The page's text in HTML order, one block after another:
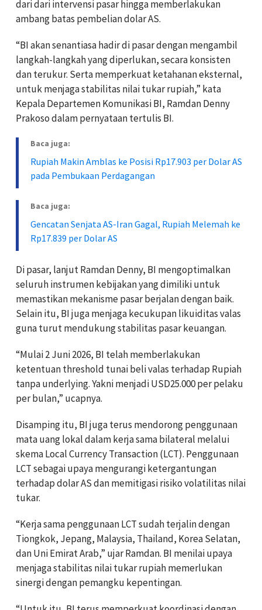
dari dari intervensi pasar hingga memberlakukan
ambang batas pembelian dolar AS.
“BI akan senantiasa hadir di pasar dengan mengambil
langkah-langkah yang diperlukan, secara konsisten
dan terukur. Serta memperkuat ketahanan eksternal,
untuk menjaga stabilitas nilai tukar rupiah,” kata
Kepala Departemen Komunikasi BI, Ramdan Denny
Prakoso dalam pernyataan tertulis BI.
Baca juga:
Rupiah Makin Amblas ke Posisi Rp17.903 per Dolar AS
pada Pembukaan Perdagangan
Baca juga:
Gencatan Senjata AS-Iran Gagal, Rupiah Melemah ke
Rp17.839 per Dolar AS
Di pasar, lanjut Ramdan Denny, BI mengoptimalkan
seluruh instrumen kebijakan yang dimiliki untuk
memastikan mekanisme pasar berjalan dengan baik.
Selain itu, BI juga menjaga kecukupan likuiditas valas
guna turut mendukung stabilitas pasar keuangan.
“Mulai 2 Juni 2026, BI telah memberlakukan
ketentuan threshold tunai beli valas terhadap Rupiah
tanpa underlying. Yakni menjadi USD25.000 per pelaku
per bulan,” ucapnya.
Disamping itu, BI juga terus mendorong penggunaan
mata uang lokal dalam kerja sama bilateral melalui
skema Local Currency Transaction (LCT). Penggunaan
LCT sebagai upaya mengurangi ketergantungan
terhadap dolar AS dan memitigasi risiko volatilitas nilai
tukar.
“Kerja sama penggunaan LCT sudah terjalin dengan
Tiongkok, Jepang, Malaysia, Thailand, Korea Selatan,
dan Uni Emirat Arab,” ujar Ramdan. BI menilai upaya
menjaga stabilitas nilai tukar rupiah memerlukan
sinergi dengan pemangku kepentingan.